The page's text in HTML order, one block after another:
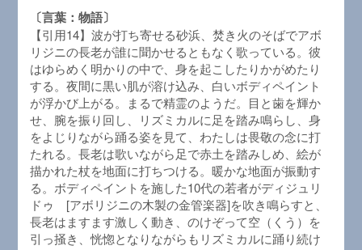
〔言葉：物語〕
【引用14】波が打ち寄せる砂浜、焚き火のそばでアボ
リジニの長老が誰に聞かせるともなく歌っている。彼
はゆらめく明かりの中で、身を起こしたりかがめたり
する。夜間に黒い肌が溶け込み、白いボディペイント
が浮かび上がる。まるで精霊のようだ。目と歯を輝か
せ、腕を振り回し、リズミカルに足を踏み鳴らし、身
をよじりながら踊る姿を見て、わたしは畏敬の念に打
たれる。長老は歌いながら足で赤土を踏みしめ、絵が
描かれた杖を地面に打ちつける。暖かな地面が振動す
る。ボディペイントを施した10代の若者がディジュリ
ドゥ [アボリジニの木製の金管楽器]を吹き鳴らすと、
長老はますます激しく動き、のけぞって空（くう）を
引っ掻き、恍惚となりながらもリズミカルに踊り続け